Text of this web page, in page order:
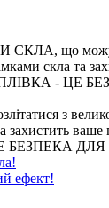
можуть
скла та
-
великою
- ЦЕ БЕЗПЕКА
ефект!